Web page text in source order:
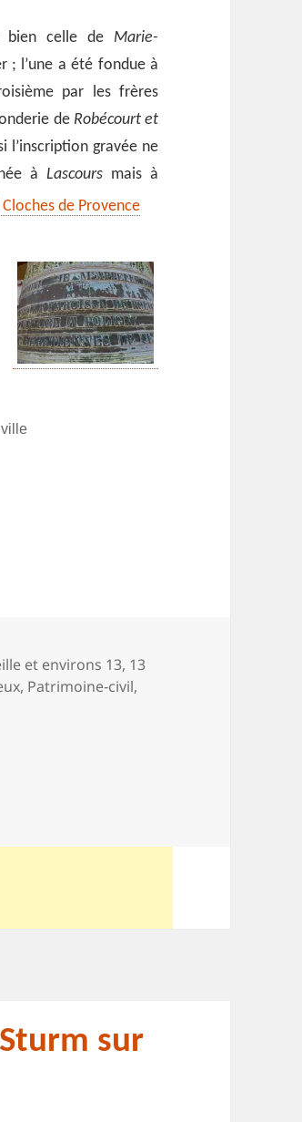
bien celle de Marie-
; l’une a été fondue à
par les frères
de Robécourt et
l’inscription gravée ne
à Lascoursmais à
Cloches de Provence
et environs 13, 13
, Patrimoine‑civil,
sur